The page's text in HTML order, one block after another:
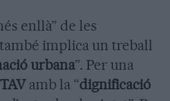
enllà” de les
implica un treball
urbana”. Per una
amb la “dignificació